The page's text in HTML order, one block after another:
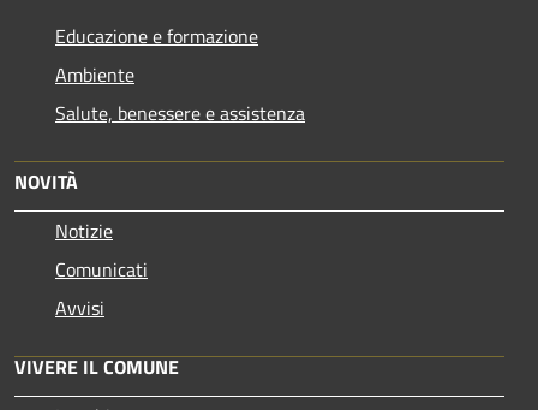
Educazione e formazione
Ambiente
Salute, benessere e assistenza
NOVITÀ
Notizie
Comunicati
Avvisi
VIVERE IL COMUNE